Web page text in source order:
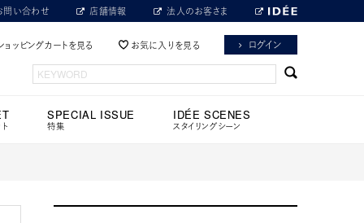
問い合わせ 店舗情報 法人のお客さま
ョッピングカートを見る お気に入りを見る ログイン
SPECIAL ISSUE
特集
IDÉE SCENES
スタイリングシーン